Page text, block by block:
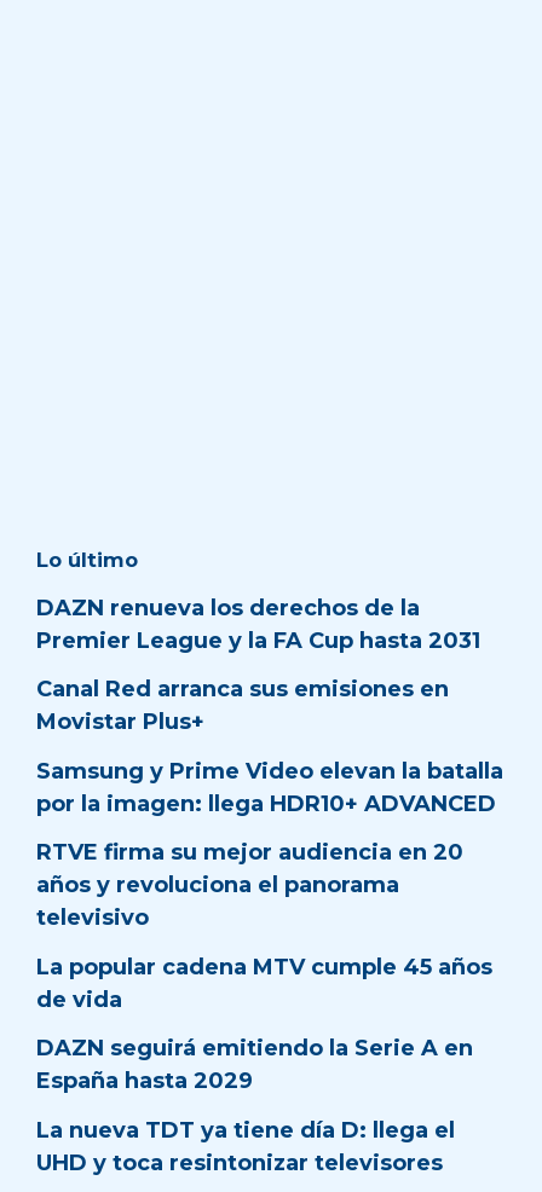
Lo último
DAZN renueva los derechos de la
Premier League y la FA Cup hasta 2031
Canal Red arranca sus emisiones en
Movistar Plus+
Samsung y Prime Video elevan la batalla
por la imagen: llega HDR10+ ADVANCED
RTVE firma su mejor audiencia en 20
años y revoluciona el panorama
televisivo
La popular cadena MTV cumple 45 años
de vida
DAZN seguirá emitiendo la Serie A en
España hasta 2029
La nueva TDT ya tiene día D: llega el
UHD y toca resintonizar televisores